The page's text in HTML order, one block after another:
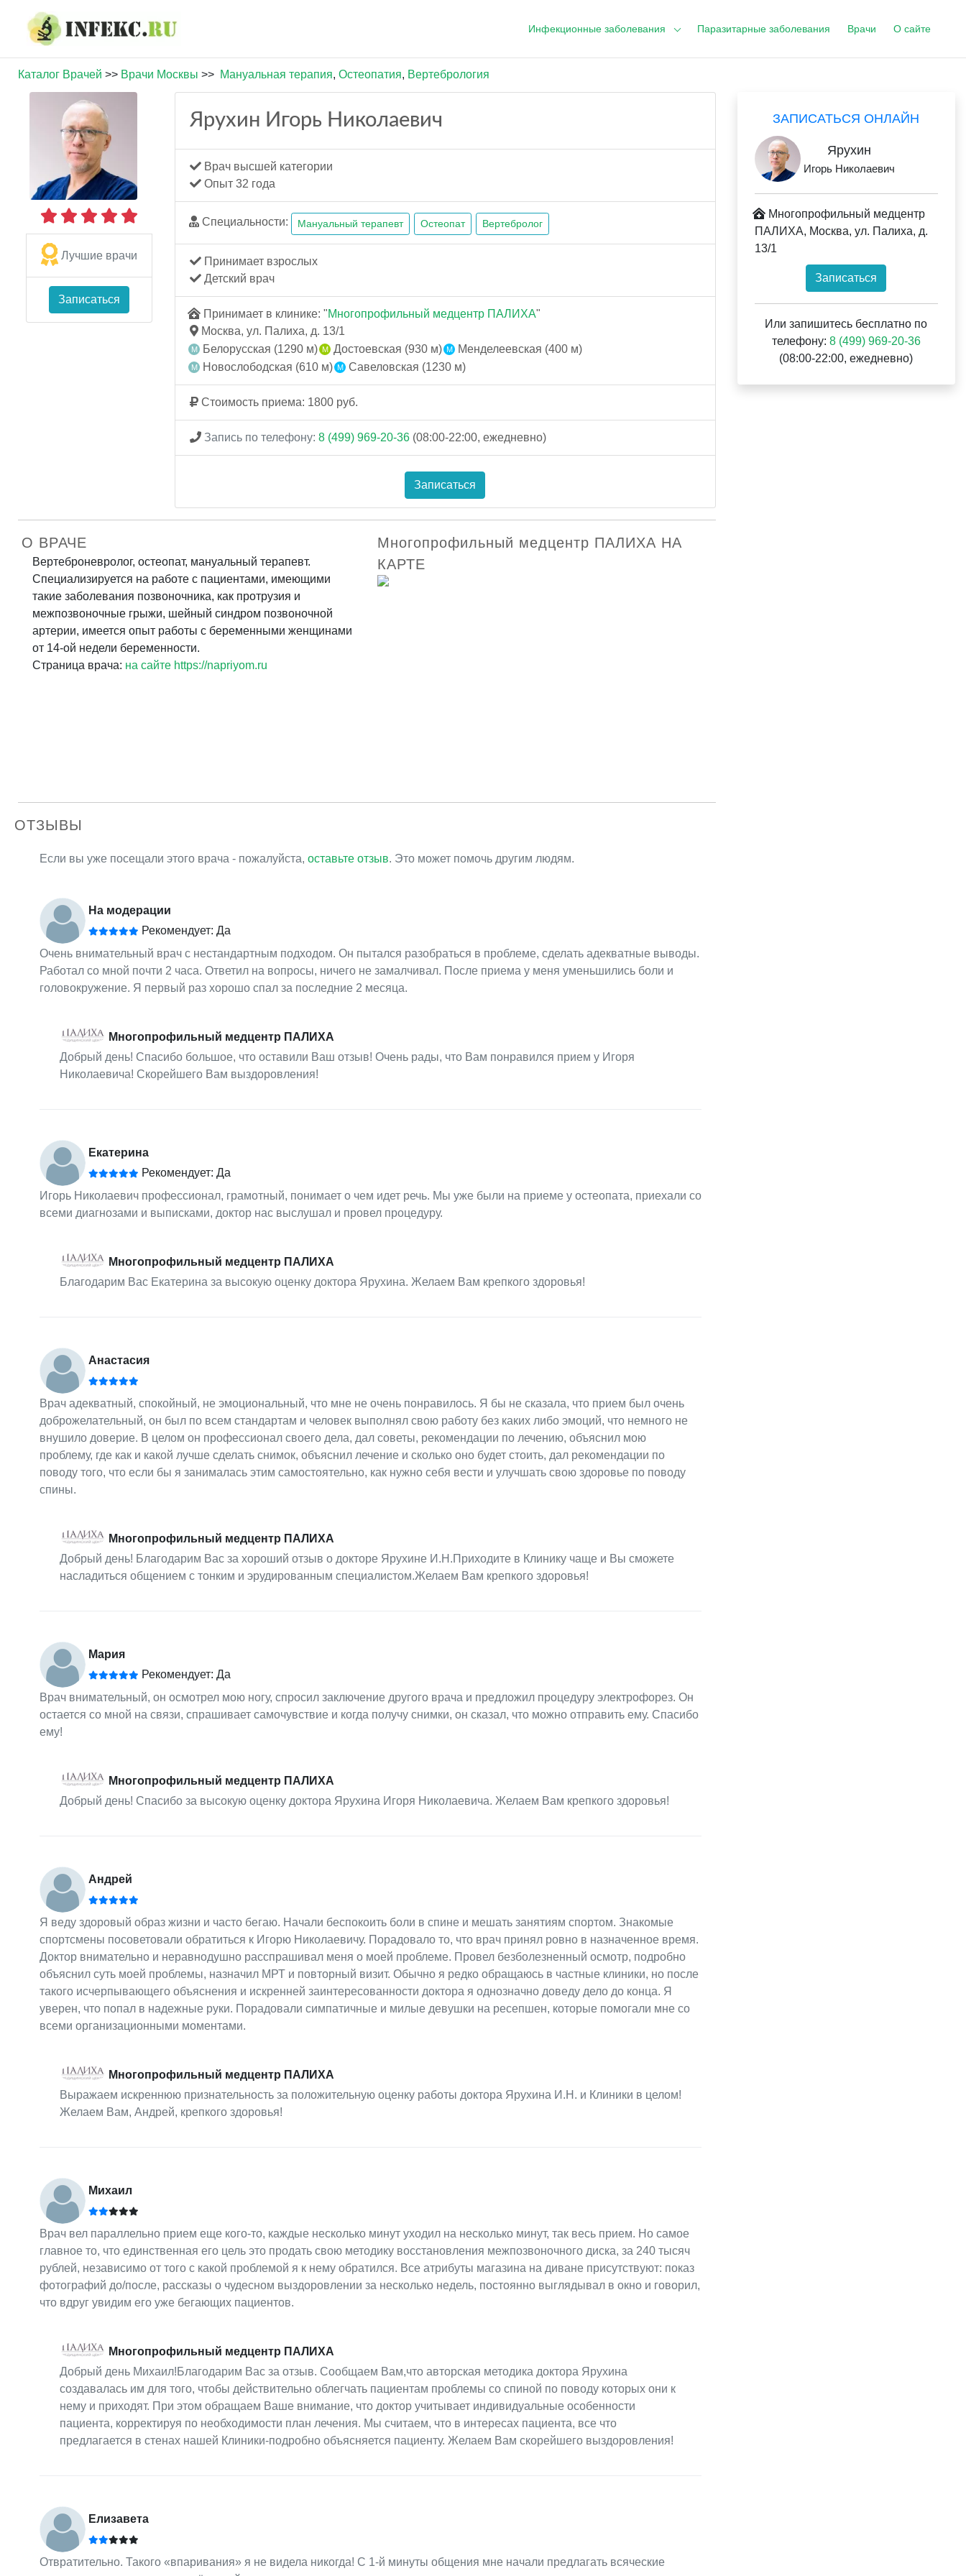
Инфекционные заболевания Паразитарные заболевания Врачи О сайте
Каталог Врачей >> Врачи Москвы >> Мануальная терапия, Остеопатия, Вертебрология
Лучшие врачи
Записаться
Ярухин Игорь Николаевич
Врач высшей категории
Опыт 32 года
Специальности: Мануальный терапевт Остеопат Вертебролог
Принимает взрослых
Детский врач
Принимает в клинике: "Многопрофильный медцентр ПАЛИХА"
Москва, ул. Палиха, д. 13/1
Белорусская (1290 м)
Достоевская (930 м)
Менделеевская (400 м)
Новослободская (610 м)
Савеловская (1230 м)
Стоимость приема: 1800 руб.
Запись по телефону: 8 (499) 969-20-36 (08:00-22:00, ежедневно)
Записаться
О ВРАЧЕ
Вертеброневролог, остеопат, мануальный терапевт.​
Специализируется на работе с пациентами, имеющими
такие заболевания позвоночника, как протрузия и
межпозвоночные грыжи, шейный синдром позвоночной
артерии, имеется опыт работы с беременными женщинами
от 14-ой недели беременности.
Страница врача: на сайте https://napriyom.ru
Многопрофильный медцентр ПАЛИХА НА
КАРТЕ
ОТЗЫВЫ
Если вы уже посещали этого врача - пожалуйста, оставьте отзыв. Это может помочь другим людям.
На модерации
Рекомендует: Да
Очень внимательный врач с нестандартным подходом. Он пытался разобраться в проблеме, сделать адекватные выводы.
Работал со мной почти 2 часа. Ответил на вопросы, ничего не замалчивал. После приема у меня уменьшились боли и
головокружение. Я первый раз хорошо спал за последние 2 месяца.
Многопрофильный медцентр ПАЛИХА
Добрый день! Спасибо большое, что оставили Ваш отзыв! Очень рады, что Вам понравился прием у Игоря
Николаевича! Скорейшего Вам выздоровления!
Екатерина
Рекомендует: Да
Игорь Николаевич профессионал, грамотный, понимает о чем идет речь. Мы уже были на приеме у остеопата, приехали со
всеми диагнозами и выписками, доктор нас выслушал и провел процедуру.
Многопрофильный медцентр ПАЛИХА
Благодарим Вас Екатерина за высокую оценку доктора Ярухина. Желаем Вам крепкого здоровья!
Анастасия
Врач адекватный, спокойный, не эмоциональный, что мне не очень понравилось. Я бы не сказала, что прием был очень
доброжелательный, он был по всем стандартам и человек выполнял свою работу без каких либо эмоций, что немного не
внушило доверие. В целом он профессионал своего дела, дал советы, рекомендации по лечению, объяснил мою
проблему, где как и какой лучше сделать снимок, объяснил лечение и сколько оно будет стоить, дал рекомендации по
поводу того, что если бы я занималась этим самостоятельно, как нужно себя вести и улучшать свою здоровье по поводу
спины.
Многопрофильный медцентр ПАЛИХА
Добрый день! Благодарим Вас за хороший отзыв о докторе Ярухине И.Н.Приходите в Клинику чаще и Вы сможете
насладиться общением с тонким и эрудированным специалистом.Желаем Вам крепкого здоровья!
Мария
Рекомендует: Да
Врач внимательный, он осмотрел мою ногу, спросил заключение другого врача и предложил процедуру электрофорез. Он
остается со мной на связи, спрашивает самочувствие и когда получу снимки, он сказал, что можно отправить ему. Спасибо
ему!
Многопрофильный медцентр ПАЛИХА
Добрый день! Спасибо за высокую оценку доктора Ярухина Игоря Николаевича. Желаем Вам крепкого здоровья!
Андрей
Я веду здоровый образ жизни и часто бегаю. Начали беспокоить боли в спине и мешать занятиям спортом. Знакомые
спортсмены посоветовали обратиться к Игорю Николаевичу. Порадовало то, что врач принял ровно в назначенное время.
Доктор внимательно и неравнодушно расспрашивал меня о моей проблеме. Провел безболезненный осмотр, подробно
объяснил суть моей проблемы, назначил МРТ и повторный визит. Обычно я редко обращаюсь в частные клиники, но после
такого исчерпывающего объяснения и искренней заинтересованности доктора я однозначно доведу дело до конца. Я
уверен, что попал в надежные руки. Порадовали симпатичные и милые девушки на ресепшен, которые помогали мне со
всеми организационными моментами.
Многопрофильный медцентр ПАЛИХА
Выражаем искреннюю признательность за положительную оценку работы доктора Ярухина И.Н. и Клиники в целом!
Желаем Вам, Андрей, крепкого здоровья!
Михаил
Врач вел параллельно прием еще кого-то, каждые несколько минут уходил на несколько минут, так весь прием. Но самое
главное то, что единственная его цель это продать свою методику восстановления межпозвоночного диска, за 240 тысяч
рублей, независимо от того с какой проблемой я к нему обратился. Все атрибуты магазина на диване присутствуют: показ
фотографий до/после, рассказы о чудесном выздоровлении за несколько недель, постоянно выглядывал в окно и говорил,
что вдруг увидим его уже бегающих пациентов.
Многопрофильный медцентр ПАЛИХА
Добрый день Михаил!Благодарим Вас за отзыв. Сообщаем Вам,что авторская методика доктора Ярухина
создавалась им для того, чтобы действительно облегчать пациентам проблемы со спиной по поводу которых они к
нему и приходят. При этом обращаем Ваше внимание, что доктор учитывает индивидуальные особенности
пациента, корректируя по необходимости план лечения. Мы считаем, что в интересах пациента, все что
предлагается в стенах нашей Клиники-подробно объясняется пациенту. Желаем Вам скорейшего выздоровления!
Елизавета
Отвратительно. Такого «впаривания» я не видела никогда! С 1-й минуты общения мне начали предлагать всяческие
ЗАПИСАТЬСЯ ОНЛАЙН
Ярухин
Игорь Николаевич
Многопрофильный медцентр
ПАЛИХА, Москва, ул. Палиха, д.
13/1
Записаться
Или запишитесь бесплатно по
телефону: 8 (499) 969-20-36
(08:00-22:00, ежедневно)